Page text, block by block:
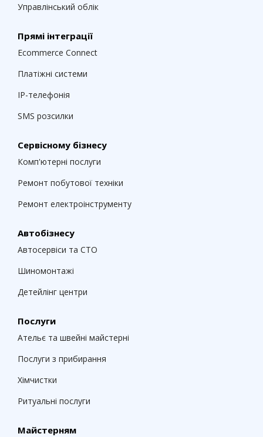
Управлінський облік
Прямі інтеграції
Ecommerce Connect
Платіжні системи
IP-телефонія
SMS розсилки
Сервісному бізнесу
Комп'ютерні послуги
Ремонт побутової техніки
Ремонт електроінструменту
Автобізнесу
Автосервіси та СТО
Шиномонтажі
Детейлінг центри
Послуги
Ательє та швейні майстерні
Послуги з прибирання
Хімчистки
Ритуальні послуги
Майстерням